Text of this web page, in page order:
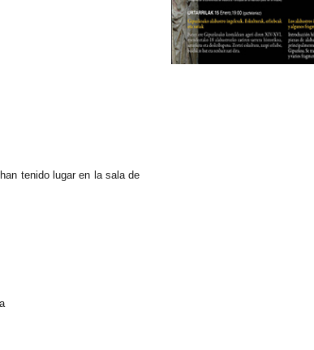
tenido lugar en la sala de